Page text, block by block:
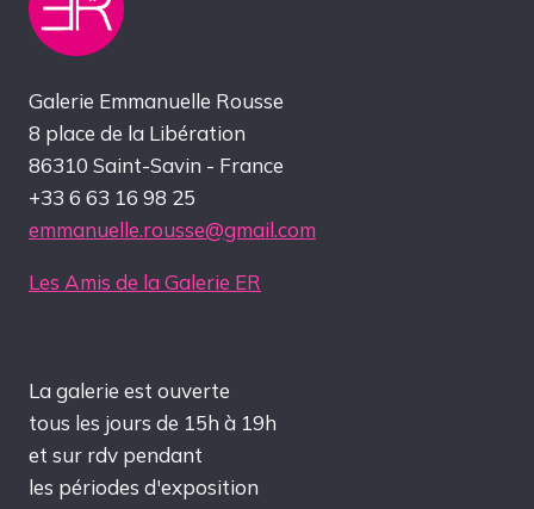
Galerie Emmanuelle Rousse
8 place de la Libération
86310 Saint-Savin - France
+33 6 63 16 98 25
emmanuelle.rousse@gmail.com
Les Amis de la Galerie ER
La galerie est ouverte
tous les jours de 15h à 19h
et sur rdv pendant
les périodes d'exposition